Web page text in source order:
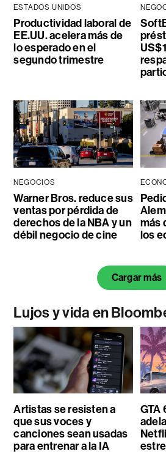
ESTADOS UNIDOS
Productividad laboral de
EE.UU. acelera más de
lo esperado en el
segundo trimestre
NEGOCIOS
Warner Bros. reduce sus
ventas por pérdida de
derechos de la NBA y un
débil negocio de cine
más
los
Cargar más
Lujos y vida en
Artistas se resisten a
que sus voces y
canciones sean usadas
para entrenar a la IA
GTA